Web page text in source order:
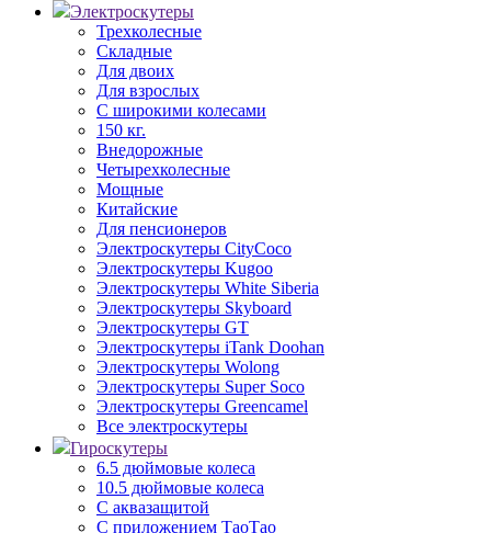
Электроскутеры
Трехколесные
Складные
Для двоих
Для взрослых
С широкими колесами
150 кг.
Внедорожные
Четырехколесные
Мощные
Китайские
Для пенсионеров
Электроскутеры CityCoco
Электроскутеры Kugoo
Электроскутеры White Siberia
Электроскутеры Skyboard
Электроскутеры GT
Электроскутеры iTank Doohan
Электроскутеры Wolong
Электроскутеры Super Soco
Электроскутеры Greencamel
Все электроскутеры
Гироскутеры
6.5 дюймовые колеса
10.5 дюймовые колеса
С аквазащитой
С приложением ТаоТао